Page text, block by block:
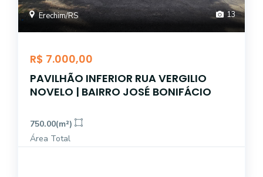
Erechim/RS 13
R$ 7.000,00
PAVILHÃO INFERIOR RUA VERGILIO
NOVELO | BAIRRO JOSÉ BONIFÁCIO
750.00(m²)
Área Total